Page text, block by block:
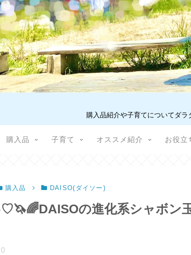
購入品紹介や子育てについてダ
購入品 子育て オススメ紹介 お役立
購入品 DAISO(ダイソー)
の進化系シャボン